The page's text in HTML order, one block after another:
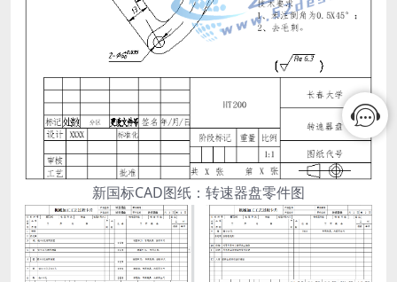
新国标CAD图纸：转速器盘零件图